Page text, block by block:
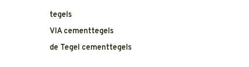
tegels
VIA cementtegels
de Tegel cementtegels